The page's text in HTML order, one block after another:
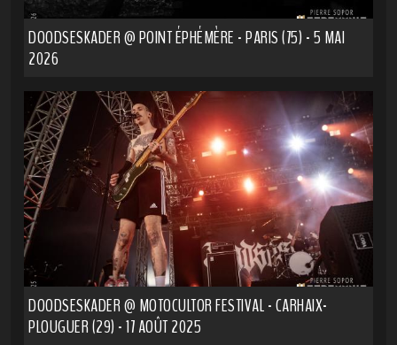
DOODSESKADER @ POINT ÉPHÉMÈRE - PARIS (75) - 5 MAI
2026
DOODSESKADER @ MOTOCULTOR FESTIVAL - CARHAIX-
PLOUGUER (29) - 17 AOÛT 2025